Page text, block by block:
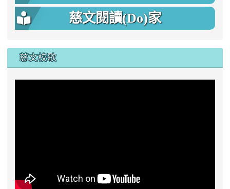
慈文閱讀(Do)家
慈文校歌